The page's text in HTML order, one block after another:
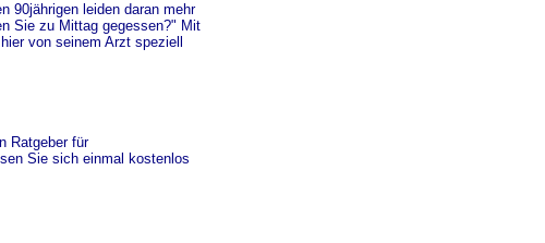
90jährigen leiden daran mehr
Sie zu Mittag gegessen?" Mit
von seinem Arzt speziell
Ratgeber für
Sie sich einmal kostenlos